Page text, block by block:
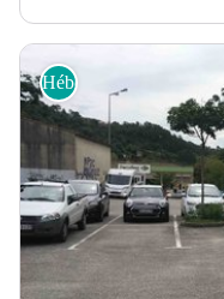
Hébergements